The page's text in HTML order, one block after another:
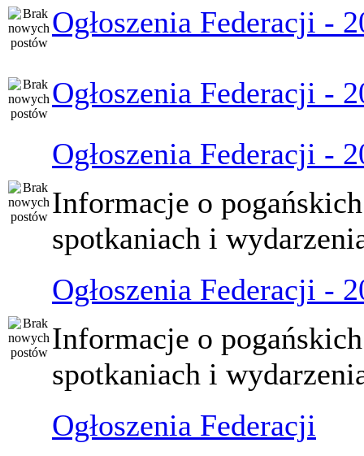
Ogłoszenia Federacji -
Ogłoszenia Federacji -
Ogłoszenia Federacji -
Informacje o pogańskich
spotkaniach i
Ogłoszenia Federacji -
Informacje o pogańskich
spotkaniach i
Ogłoszenia Federacji